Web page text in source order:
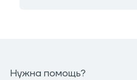
Нужна помощь?